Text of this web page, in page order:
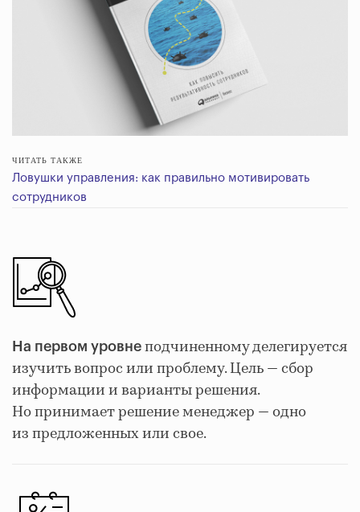
ЧИТАТЬ ТАКЖЕ
Ловушки управления: как правильно мотивировать
сотрудников
На первом уровне подчиненному делегируется
изучить вопрос или проблему. Цель — сбор
информации и варианты решения.
Но принимает решение менеджер — одно
из предложенных или свое.